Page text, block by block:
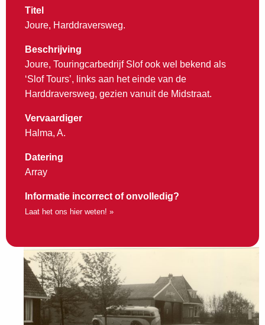
Titel
Joure, Harddraversweg.
Beschrijving
Joure, Touringcarbedrijf Slof ook wel bekend als
‘Slof Tours’, links aan het einde van de
Harddraversweg, gezien vanuit de Midstraat.
Vervaardiger
Halma, A.
Datering
Array
Informatie incorrect of onvolledig?
Laat het ons hier weten! »